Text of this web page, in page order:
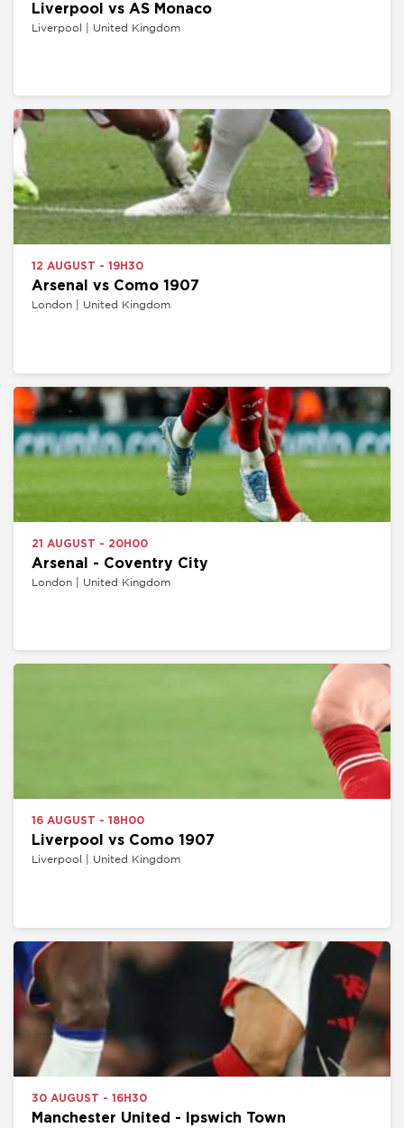
Liverpool vs AS Monaco
Liverpool | United Kingdom
12 AUGUST - 19H30
Arsenal vs Como 1907
London | United Kingdom
21 AUGUST - 20H00
Arsenal - Coventry City
London | United Kingdom
16 AUGUST - 18H00
Liverpool vs Como 1907
Liverpool | United Kingdom
30 AUGUST - 16H30
Manchester United - Ipswich Town